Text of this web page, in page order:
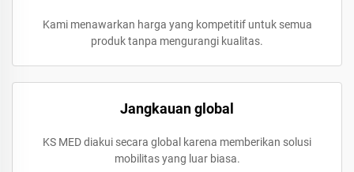
Kami menawarkan harga yang kompetitif untuk semua
produk tanpa mengurangi kualitas.
Jangkauan global
KS MED diakui secara global karena memberikan solusi
mobilitas yang luar biasa.